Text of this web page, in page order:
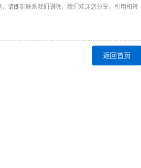
请即刻联系我们删除，我们欢迎您分享，引用和转
返回首页